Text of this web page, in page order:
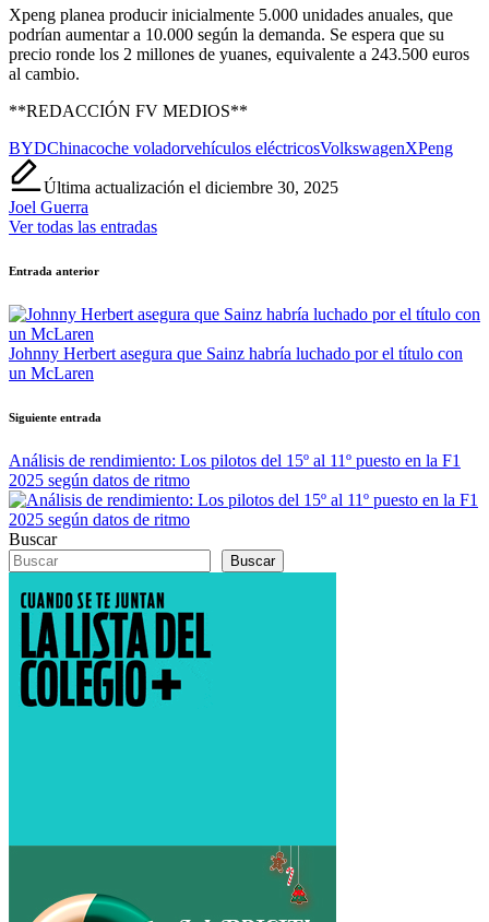
Xpeng planea producir inicialmente 5.000 unidades anuales, que
podrían aumentar a 10.000 según la demanda. Se espera que su
precio ronde los 2 millones de yuanes, equivalente a 243.500 euros
al cambio.
**REDACCIÓN FV MEDIOS**
Etiquetas:
BYDChinacoche voladorvehículos eléctricosVolkswagenXPeng
Última actualización el diciembre 30, 2025
Joel Guerra
Ver todas las entradas
Navegación
de
entradas
Entrada anterior
Johnny Herbert asegura que Sainz habría luchado por el título con
un McLaren
Siguiente entrada
Análisis de rendimiento: Los pilotos del 15º al 11º puesto en la F1
2025 según datos de ritmo
Buscar
Buscar